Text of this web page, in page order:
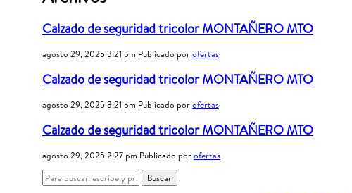
Calzado de seguridad tricolor MONTAÑERO MTO
agosto 29, 2025 3:21 pm Publicado porofertas
Calzado de seguridad tricolor MONTAÑERO MTO
agosto 29, 2025 3:21 pm Publicado porofertas
Calzado de seguridad tricolor MONTAÑERO MTO
agosto 29, 2025 2:27 pm Publicado porofertas
Buscar